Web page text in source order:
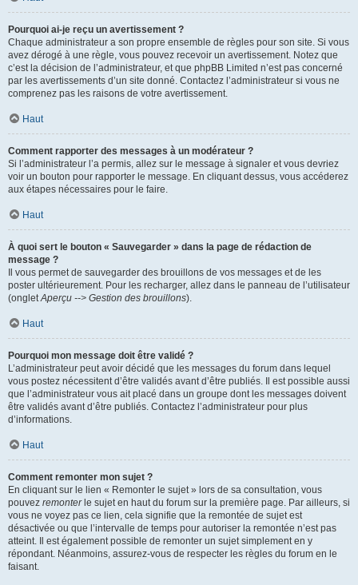
Pourquoi ai-je reçu un avertissement ?
Chaque administrateur a son propre ensemble de règles pour son site. Si vous
avez dérogé à une règle, vous pouvez recevoir un avertissement. Notez que
c’est la décision de l’administrateur, et que phpBB Limited n’est pas concerné
par les avertissements d’un site donné. Contactez l’administrateur si vous ne
comprenez pas les raisons de votre avertissement.
Haut
Comment rapporter des messages à un modérateur ?
Si l’administrateur l’a permis, allez sur le message à signaler et vous devriez
voir un bouton pour rapporter le message. En cliquant dessus, vous accéderez
aux étapes nécessaires pour le faire.
Haut
À quoi sert le bouton « Sauvegarder » dans la page de rédaction de
message ?
Il vous permet de sauvegarder des brouillons de vos messages et de les
poster ultérieurement. Pour les recharger, allez dans le panneau de l’utilisateur
(onglet Aperçu --> Gestion des brouillons).
Haut
Pourquoi mon message doit être validé ?
L’administrateur peut avoir décidé que les messages du forum dans lequel
vous postez nécessitent d’être validés avant d’être publiés. Il est possible aussi
que l’administrateur vous ait placé dans un groupe dont les messages doivent
être validés avant d’être publiés. Contactez l’administrateur pour plus
d’informations.
Haut
Comment remonter mon sujet ?
En cliquant sur le lien « Remonter le sujet » lors de sa consultation, vous
pouvez remonterle sujet en haut du forum sur la première page. Par ailleurs, si
vous ne voyez pas ce lien, cela signifie que la remontée de sujet est
désactivée ou que l’intervalle de temps pour autoriser la remontée n’est pas
atteint. Il est également possible de remonter un sujet simplement en y
répondant. Néanmoins, assurez-vous de respecter les règles du forum en le
faisant.